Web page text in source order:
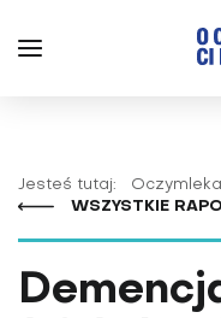
Jesteś tutaj:
WSZYSTKIE